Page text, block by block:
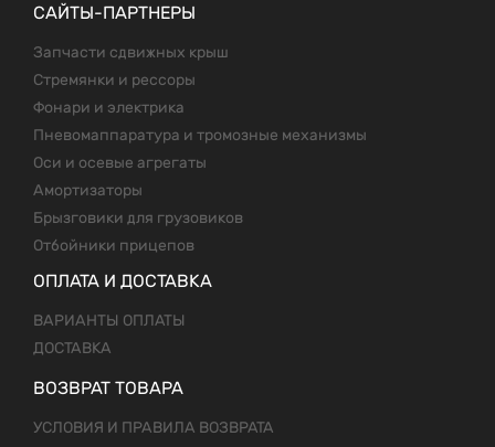
САЙТЫ-ПАРТНЕРЫ
Запчасти сдвижных крыш
Стремянки и рессоры
Фонари и электрика
Пневомаппаратура и тромозные механизмы
Оси и осевые агрегаты
Амортизаторы
Брызговики для грузовиков
Отбойники прицепов
ОПЛАТА И ДОСТАВКА
ВАРИАНТЫ ОПЛАТЫ
ДОСТАВКА
ВОЗВРАТ ТОВАРА
УСЛОВИЯ И ПРАВИЛА ВОЗВРАТА